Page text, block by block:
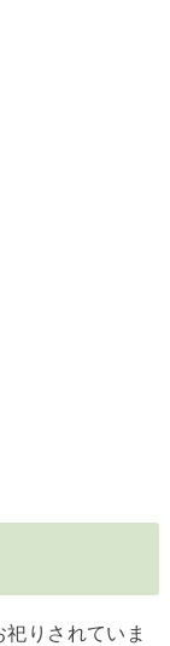
りされていま